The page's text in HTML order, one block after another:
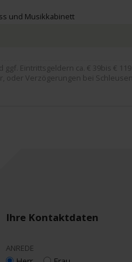
und Musikkabinett
Eintrittsgeldern ca. € 39bis € 119.
oder Verzögerungen bei
Ihre Kontaktdaten
ANREDE